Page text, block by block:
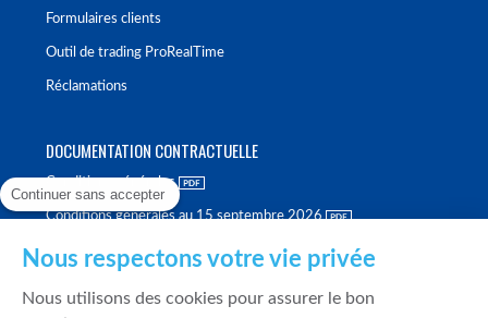
Formulaires clients
Outil de trading ProRealTime
Réclamations
DOCUMENTATION CONTRACTUELLE
Conditions générales
Conditions générales au 15 septembre 2026
Continuer sans accepter
Nous respectons votre vie privée
Nous utilisons des cookies pour assurer le bon